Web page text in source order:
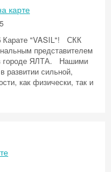
карте
Карате "VASIL"! СКК
представителем
городе ЯЛТА. Нашими
сильной,
как физически, так и